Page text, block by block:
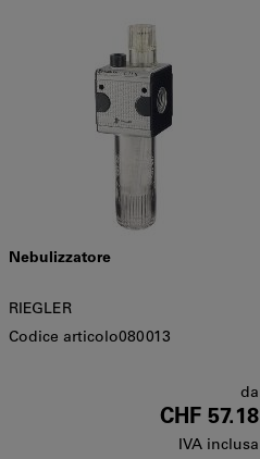
Nebulizzatore
RIEGLER
Codice articolo080013
da
CHF 57.18
IVA inclusa